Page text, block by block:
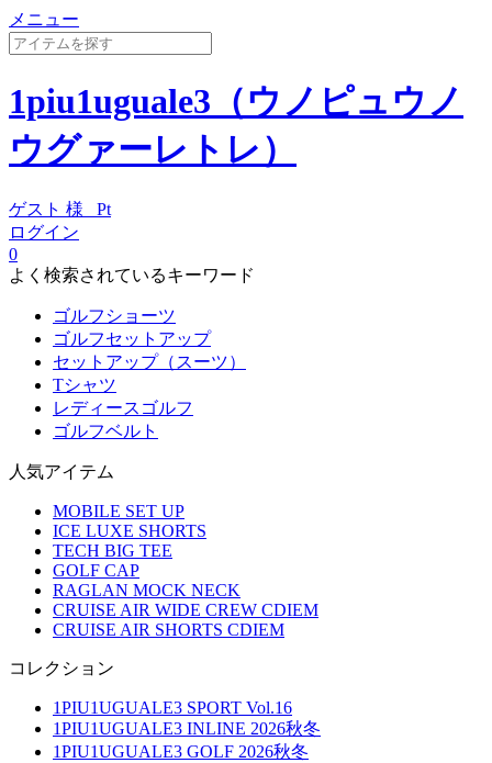
メニュー
1piu1uguale3（ウノピュウノ
ウグァーレトレ）
ゲスト 様
Pt
ログイン
0
よく検索されているキーワード
ゴルフショーツ
ゴルフセットアップ
セットアップ（スーツ）
Tシャツ
レディースゴルフ
ゴルフベルト
人気アイテム
MOBILE SET UP
ICE LUXE SHORTS
TECH BIG TEE
GOLF CAP
RAGLAN MOCK NECK
CRUISE AIR WIDE CREW CDIEM
CRUISE AIR SHORTS CDIEM
コレクション
1PIU1UGUALE3 SPORT Vol.16
1PIU1UGUALE3 INLINE 2026秋冬
1PIU1UGUALE3 GOLF 2026秋冬